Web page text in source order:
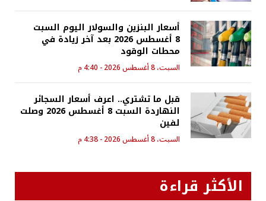
أسعار البنزين والسولار اليوم السبت
8 أغسطس 2026 بعد آخر زيادة في
محطات الوقود
السبت، 8 أغسطس 2026 - 4:40 م
قبل ما تشتري.. اعرف أسعار السجائر
النهاردة السبت 8 أغسطس 2026 وصلت
لفين
السبت، 8 أغسطس 2026 - 4:38 م
الأكثر قراءة